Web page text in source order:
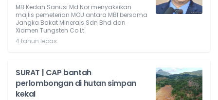
MB Kedah Sanusi Md Nor menyaksikan
majlis pemeterian MOU antara MBI bersama
Jangka Bakat Minerals Sdn Bhd dan
Xiamen Tungsten Co Lt.
4 tahun lepas
SURAT | CAP bantah
perlombongan di hutan simpan
kekal